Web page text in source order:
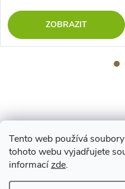
Tento web používá
tohoto webu vyjadřujete
informacízde.
ZOBRAZIT
Z